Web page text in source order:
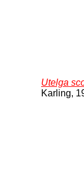
Utelga
Karling,